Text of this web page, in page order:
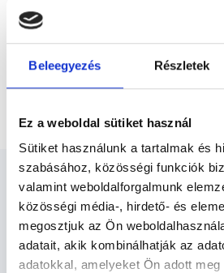
Beleegyezés Részletek
Ez a weboldal sütiket használ
Sütiket használunk a tartalmak és
szabásához, közösségi funkciók
valamint weboldalforgalmunk
közösségi média-, hirdető- és
megosztjuk az Ön
adatait, akik kombinálhatják az
adatokkal, amelyeket Ön adott
szolgáltató szakorvosa az első
szakorvosjelölt önállóan láthat el
felelősségét kizárja esetleges
és szakorvosjelölt esetén.
Fizioterapeuta -